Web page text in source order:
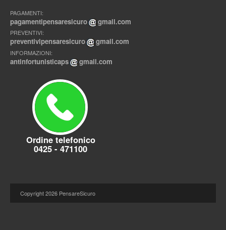
PAGAMENTI:
pagamentipensaresicuro gmail.com
PREVENTIVI:
preventivipensaresicuro gmail.com
INFORMAZIONI:
antinfortunisticaps gmail.com
Ordine telefonico
0425 - 471100
Copyright2026 PensareSicuro